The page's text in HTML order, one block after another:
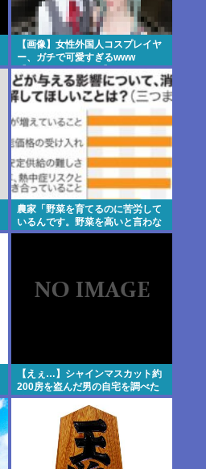
【画像】女性外国人コスプレイヤ
ー、ガチで可愛すぎるwww
【Pickup08082945】
農家「野菜を育てるのに苦労して
いるんです。野菜を高いと言わな
いでください。」
【えぇ…】シャインマスカット約
200房を盗んだ男の自宅を調べた
結果www